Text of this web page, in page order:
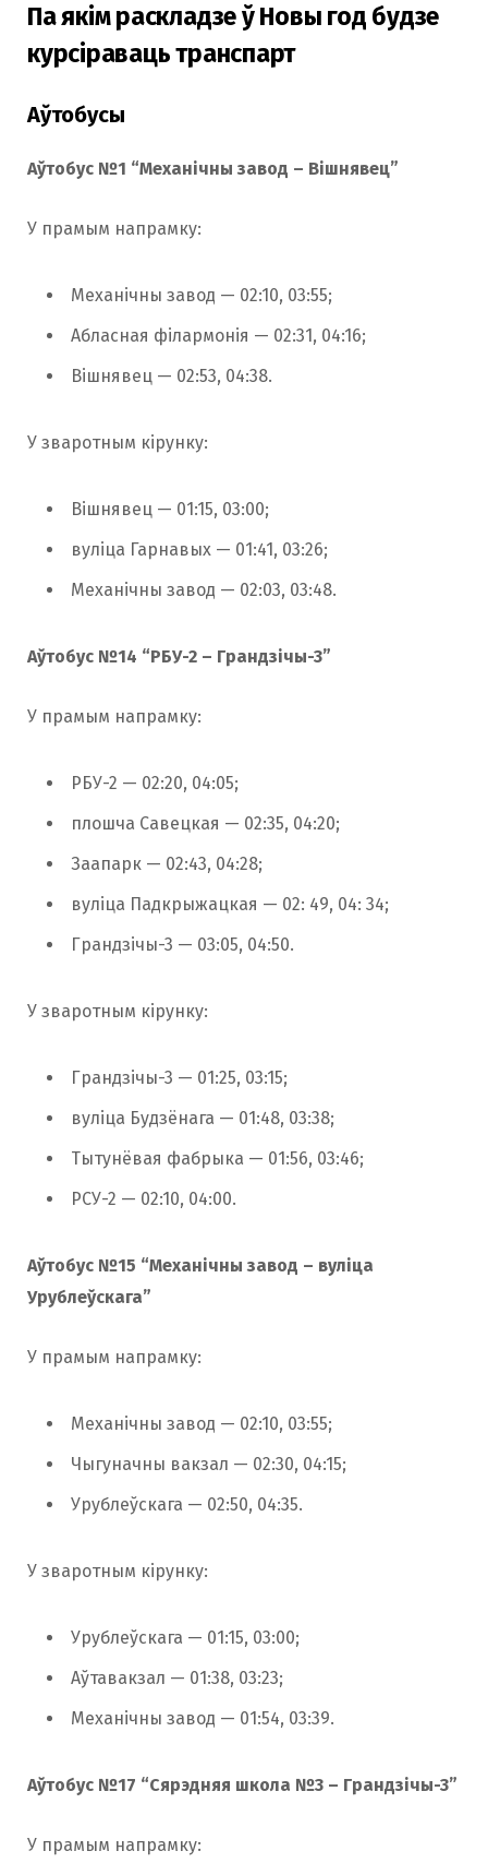
Па якім раскладзе ў Новы год будзе
курсіраваць транспарт
Аўтобусы
Аўтобус №1 “Механічны завод – Вішнявец”
У прамым напрамку:
Механічны завод — 02:10, 03:55;
Абласная філармонія — 02:31, 04:16;
Вішнявец — 02:53, 04:38.
У зваротным кірунку:
Вішнявец — 01:15, 03:00;
вуліца Гарнавых — 01:41, 03:26;
Механічны завод — 02:03, 03:48.
Аўтобус №14 “РБУ-2 – Грандзічы-3”
У прамым напрамку:
РБУ-2 — 02:20, 04:05;
плошча Савецкая — 02:35, 04:20;
Заапарк — 02:43, 04:28;
вуліца Падкрыжацкая — 02: 49, 04: 34;
Грандзічы-3 — 03:05, 04:50.
У зваротным кірунку:
Грандзічы-3 — 01:25, 03:15;
вуліца Будзёнага — 01:48, 03:38;
Тытунёвая фабрыка — 01:56, 03:46;
РСУ-2 — 02:10, 04:00.
Аўтобус №15 “Механічны завод – вуліца
Урублеўскага”
У прамым напрамку:
Механічны завод — 02:10, 03:55;
Чыгуначны вакзал — 02:30, 04:15;
Урублеўскага — 02:50, 04:35.
У зваротным кірунку:
Урублеўскага — 01:15, 03:00;
Аўтавакзал — 01:38, 03:23;
Механічны завод — 01:54, 03:39.
Аўтобус №17 “Сярэдняя школа №3 – Грандзічы-3”
У прамым напрамку: